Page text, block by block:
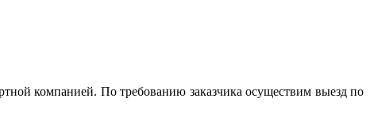
компанией. По требованию заказчика осуществим выезд по